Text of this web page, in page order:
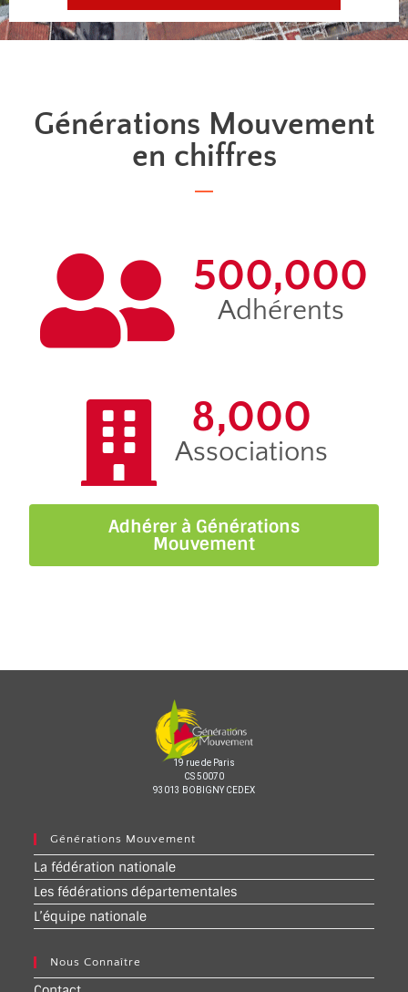
Générations Mouvement
en chiffres
500,000
Adhérents
8,000
Associations
Adhérer à Générations
Mouvement
19 rue de Paris
CS 50070
93013 BOBIGNY CEDEX
Générations Mouvement
La fédération nationale
Les fédérations départementales
L’équipe nationale
Nous Connaître